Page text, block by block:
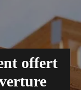
offert